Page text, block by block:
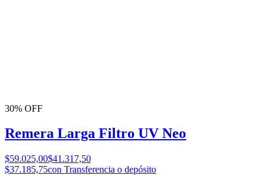
30% OFF
Remera Larga Filtro UV Neo
$59.025,00$41.317,50
$37.185,75con Transferencia o depósito